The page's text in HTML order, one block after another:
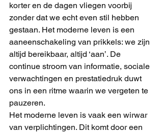
korter en de dagen vliegen voorbij
zonder dat we echt even stil hebben
gestaan. Het moderne leven is een
aaneenschakeling van prikkels: we zijn
altijd bereikbaar, altijd ‘aan’. De
continue stroom van informatie, sociale
verwachtingen en prestatiedruk duwt
ons in een ritme waarin we vergeten te
pauzeren.
Het moderne leven is vaak een wirwar
van verplichtingen. Dit komt door een